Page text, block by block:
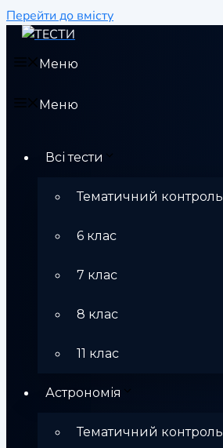
Перейти до вмісту
Меню
Меню
Всі тести
Тематичний контроль
6 клас
7 клас
8 клас
11 клас
Астрономія
Тематичний контроль